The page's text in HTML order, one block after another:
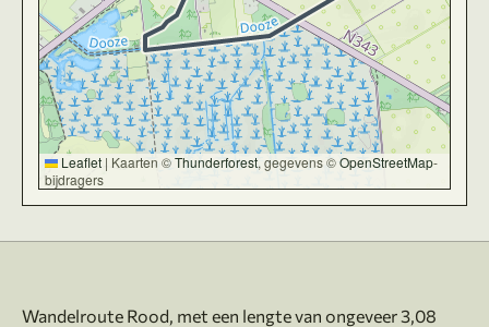
Leaflet | Kaarten ©Thunderforest, gegevens ©OpenStreetMap-
bijdragers
Wandelroute Rood, met een lengte van ongeveer 3,08